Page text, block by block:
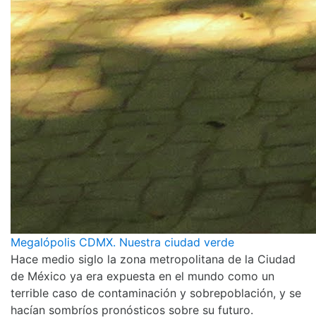
Megalópolis CDMX. Nuestra ciudad verde
Hace medio siglo la zona metropolitana de la Ciudad
de México ya era expuesta en el mundo como un
terrible caso de contaminación y sobrepoblación, y se
hacían sombríos pronósticos sobre su futuro.